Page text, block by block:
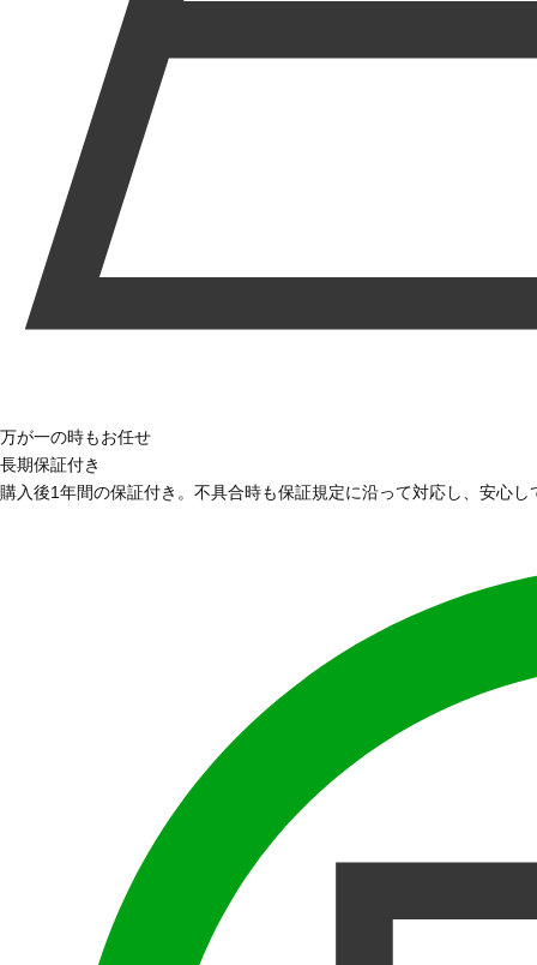
万が一の時もお任せ
長期保証付き
購入後1年間の保証付き。不具合時も保証規定に沿って対応し、安心